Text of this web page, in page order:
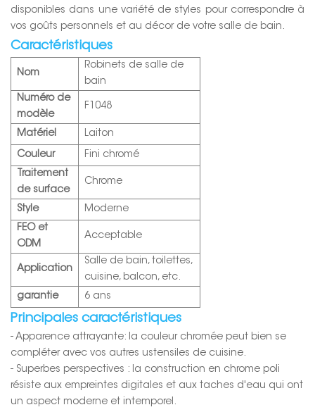
disponibles dans une variété de styles pour correspondre à
vos goûts personnels et au décor de votre salle de bain.
Caractéristiques
Nom
Robinets de salle de
bain
Numéro de
modèle
F1048
Matériel Laiton
Couleur
Fini chromé
Traitement
de surface
Chrome
Style
Moderne
FEO et
ODM
Acceptable
Application
Salle de bain, toilettes,
cuisine, balcon, etc.
garantie
6 ans
Principales caractéristiques
- Apparence attrayante: la couleur chromée peut bien se
compléter avec vos autres ustensiles de cuisine.
- Superbes perspectives : la construction en chrome poli
résiste aux empreintes digitales et aux taches d'eau qui ont
un aspect moderne et intemporel.